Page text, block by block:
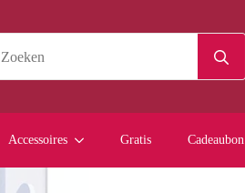
Accessoires Gratis Cadeaubon